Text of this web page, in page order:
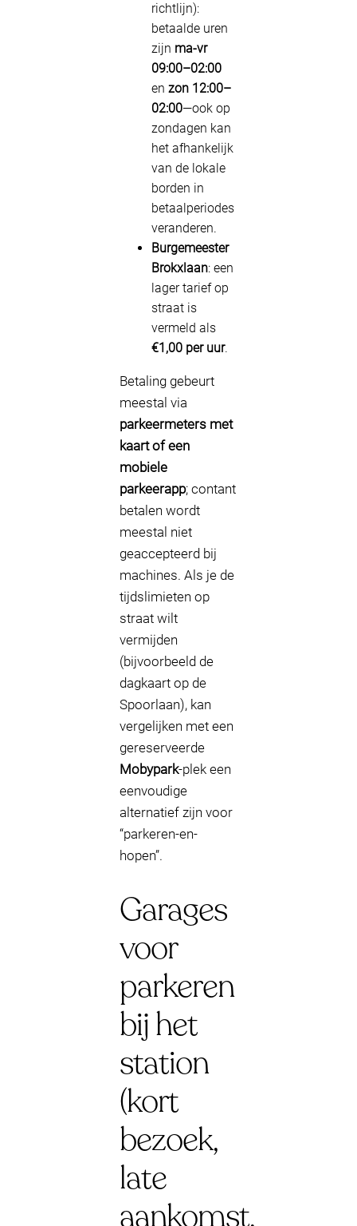
richtlijn):
betaalde uren
zijn ma-vr
09:00–02:00
en zon 12:00–
02:00—ook op
zondagen kan
het afhankelijk
van de lokale
borden in
betaalperiodes
veranderen.
Burgemeester
Brokxlaan: een
lager tarief op
straat is
vermeld als
€1,00 per uur.
Betaling gebeurt
meestal via
parkeermeters met
kaart of een
mobiele
parkeerapp; contant
betalen wordt
meestal niet
geaccepteerd bij
machines. Als je de
tijdslimieten op
straat wilt
vermijden
(bijvoorbeeld de
dagkaart op de
Spoorlaan), kan
vergelijken met een
gereserveerde
Mobypark-plek een
eenvoudige
alternatief zijn voor
“parkeren-en-
hopen”.
Garages
voor
parkeren
bij het
station
(kort
bezoek,
late
aankomst,